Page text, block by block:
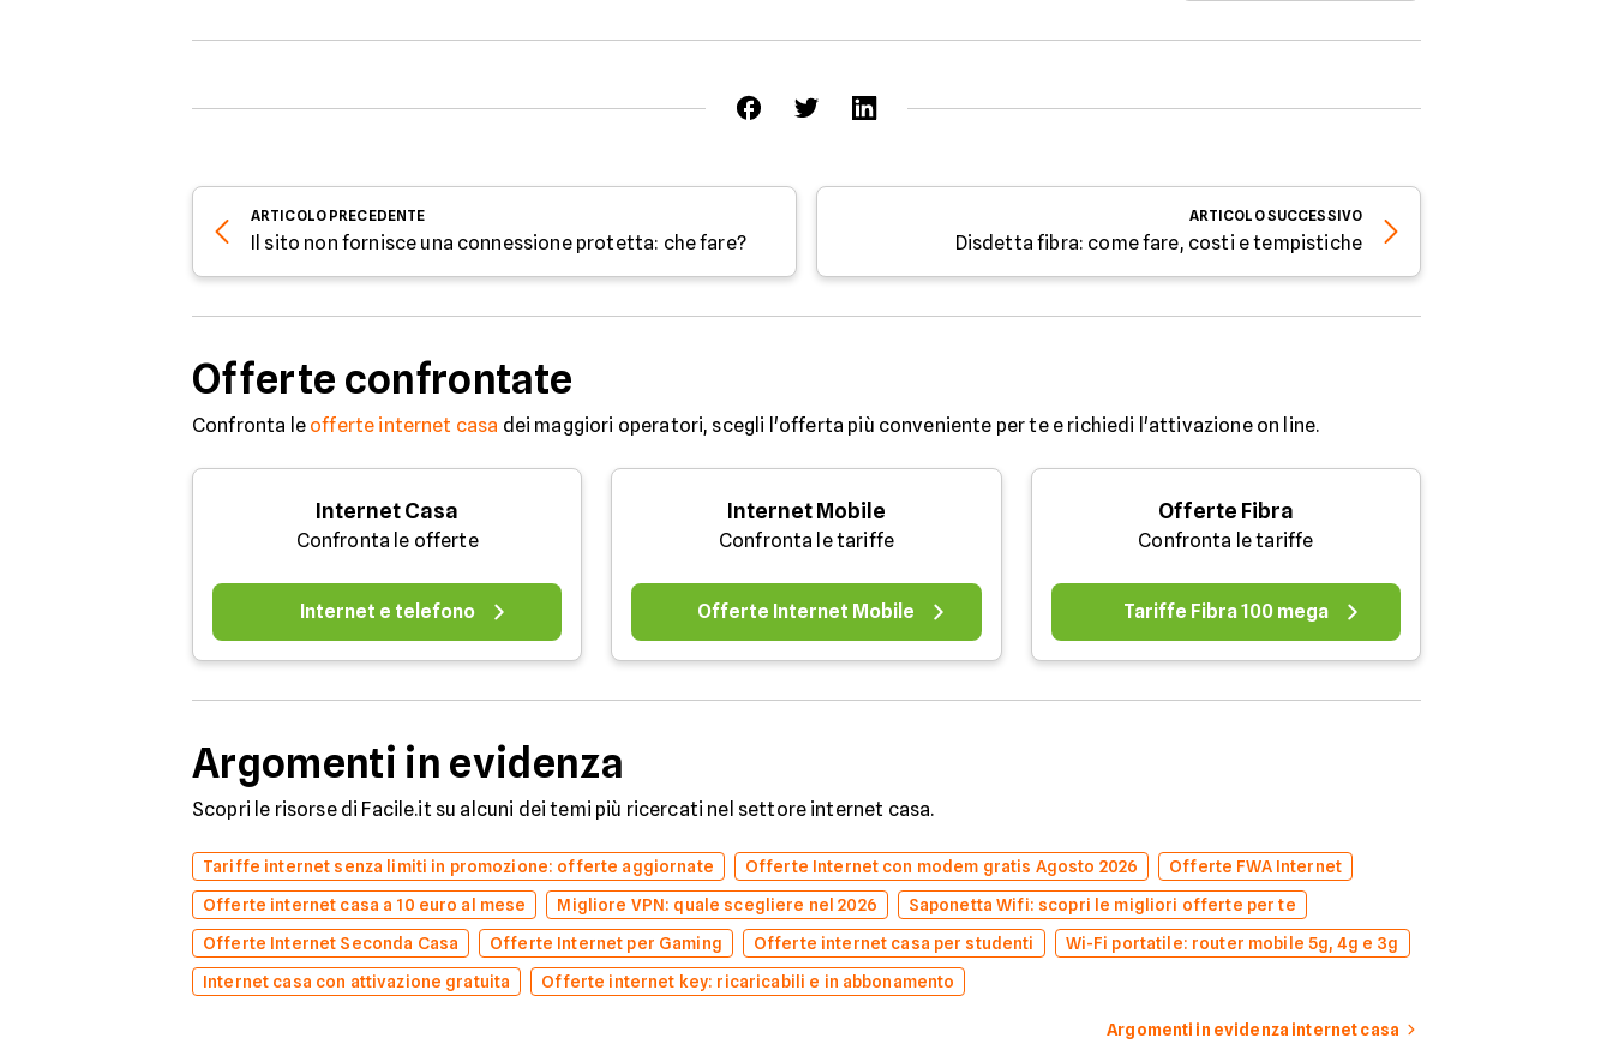
ARTICOLO PRECEDENTE
Il sito non fornisce una connessione protetta: che fare?
ARTICOLOSUCCESSIVO
Disdetta fibra: come fare, costi e tempistiche
Offerte confrontate
Confronta le offerte internet casa dei maggiori operatori, scegli l'offerta più conveniente per te e richiedi l'attivazione on line.
Internet Casa
Confronta le offerte
Internet e telefono
Internet Mobile
Confronta le tariffe
Offerte Internet Mobile
Offerte Fibra
Confronta le tariffe
Tariffe Fibra 100 mega
Argomenti in evidenza
Scopri le risorse di Facile.it su alcuni dei temi più ricercati nel settore internet casa.
Tariffe internet senza limiti in promozione: offerte aggiornate Offerte Internet con modem gratis Agosto 2026
Offerte FWA Internet
Offerte internet casa a 10 euro al mese
Migliore VPN: quale scegliere nel 2026
Saponetta Wifi: scopri le migliori offerte per te
Offerte Internet Seconda Casa
Offerte Internet per Gaming Offerte internet casa per studenti
Wi-Fi portatile: router mobile 5g, 4g e 3g
Internet casa con attivazione gratuita
Offerte internet key: ricaricabili e in abbonamento
Argomenti in evidenza internet casa